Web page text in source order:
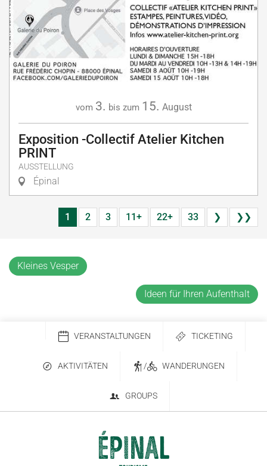
vom 3. bis zum 15. August
Exposition -Collectif Atelier Kitchen
PRINT
AUSSTELLUNG
Épinal
1 2 3 11+ 22+ 33 ❯ ❯❯
Kleines Vesper
Ideen für Ihren Aufenthalt
VERANSTALTUNGEN TICKETING
AKTIVITÄTEN / WANDERUNGEN
GROUPS